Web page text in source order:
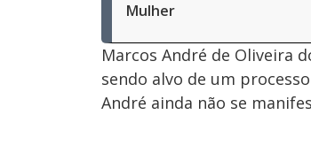
Mulher
Marcos André de Oliveira
sendo alvo de um
André ainda não se